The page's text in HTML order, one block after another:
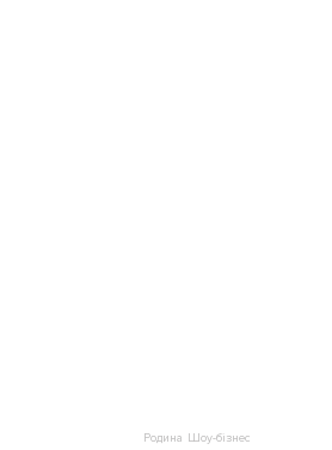
Родина Шоу-бізнес